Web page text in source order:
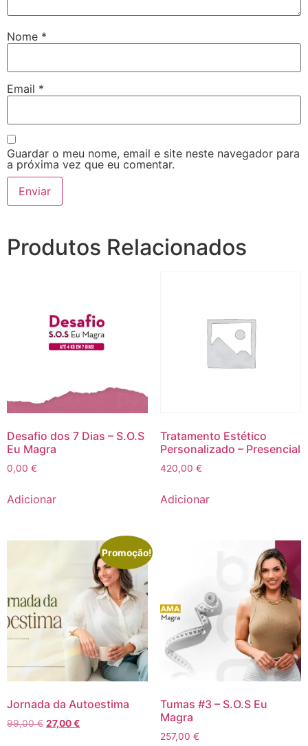
Nome *
Email *
Guardar o meu nome, email e site neste navegador para
a próxima vez que eu comentar.
Produtos Relacionados
Desafio dos 7 Dias – S.O.S
Eu Magra
0,00 €
Adicionar
Tratamento Estético
Personalizado – Presencial
420,00 €
Adicionar
Promoção!
Jornada da Autoestima
99,00€ 27,00€
Tumas #3 – S.O.S Eu
Magra
257,00 €